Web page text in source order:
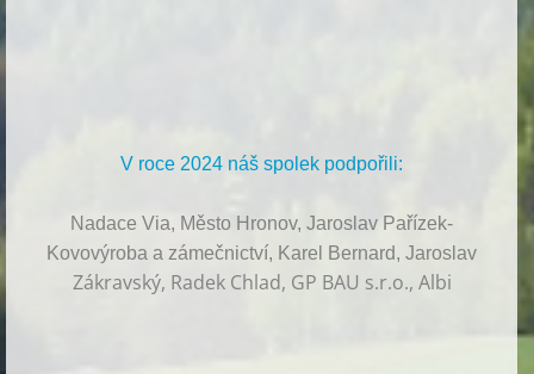
V roce 2024 náš spolek podpořili:
Nadace Via, Město Hronov, Jaroslav Pařízek-
Kovovýroba a zámečnictví, Karel Bernard, Jaroslav
Zákravský, Radek Chlad, GP BAU s.r.o., Albi